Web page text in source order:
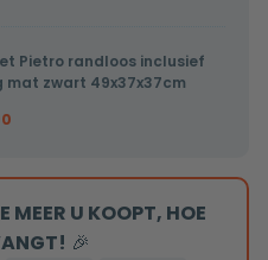
Pietro randloos inclusief
zwart 49x37x37cm
MEER U KOOPT, HOE
🎉